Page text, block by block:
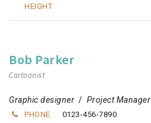
HEIGHT
Bob Parker
Cartoonist
Graphic designer / Project Manager
PHONE
0123-456-7890